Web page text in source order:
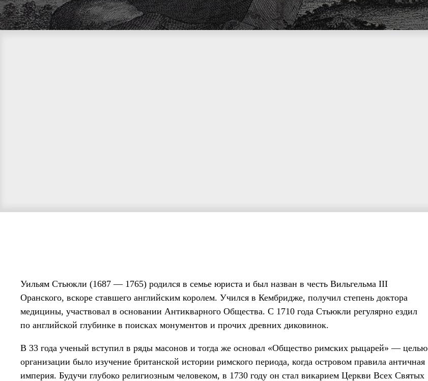
Уильям Стьюкли (1687 — 1765) родился в семье юриста и был назван в честь Вильгельма III
Оранского, вскоре ставшего английским королем. Учился в Кембридже, получил степень доктора
медицины, участвовал в основании Антикварного Общества. С 1710 года Стьюкли регулярно ездил
по английской глубинке в поисках монументов и прочих древних диковинок.
В 33 года ученый вступил в ряды масонов и тогда же основал «Общество римских рыцарей» — целью
организации было изучение британской истории римского периода, когда островом правила античная
империя. Будучи глубоко религиозным человеком, в 1730 году он стал викарием Церкви Всех Святых